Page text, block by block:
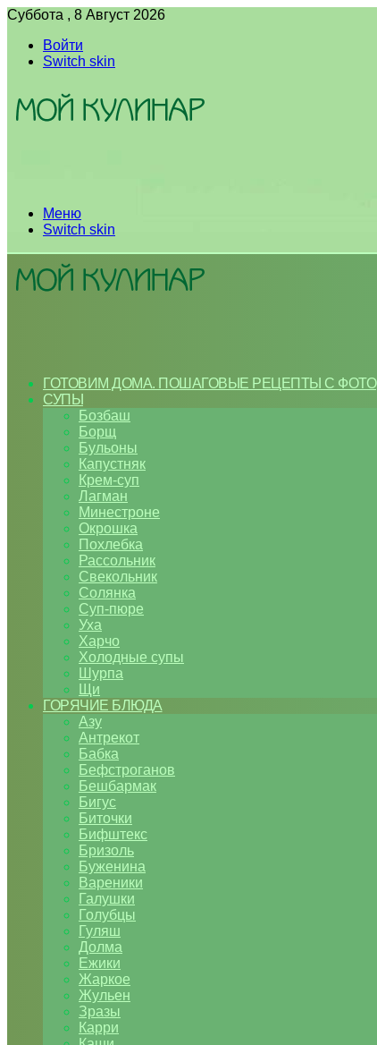
Суббота , 8 Август 2026
Войти
Switch skin
Меню
Switch skin
ГОТОВИМ ДОМА. ПОШАГОВЫЕ РЕЦЕПТЫ С ФОТО
СУПЫ
Бозбаш
Борщ
Бульоны
Капустняк
Крем-суп
Лагман
Минестроне
Окрошка
Похлебка
Рассольник
Свекольник
Солянка
Суп-пюре
Уха
Харчо
Холодные супы
Шурпа
Щи
ГОРЯЧИЕ БЛЮДА
Азу
Антрекот
Бабка
Бефстроганов
Бешбармак
Бигус
Биточки
Бифштекс
Бризоль
Буженина
Вареники
Галушки
Голубцы
Гуляш
Долма
Ежики
Жаркое
Жульен
Зразы
Карри